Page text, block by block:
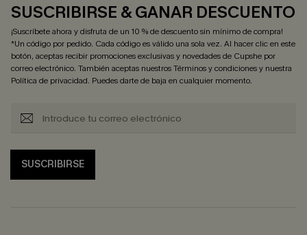
SUSCRIBIRSE & GANAR DESCUENTO
¡Suscríbete ahora y disfruta de un 10 % de descuento sin mínimo de compra!
*Un código por pedido. Cada código es válido una sola vez. Al hacer clic en este
botón, aceptas recibir promociones exclusivas y novedades de Cupshe por
correo electrónico. También aceptas nuestrosTérminos y condicionesy nuestra
Política de privacidad. Puedes darte de baja en cualquier momento.
SUSCRIBIRSE